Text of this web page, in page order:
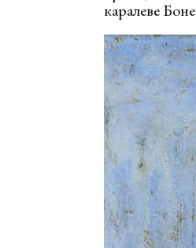
каралеве